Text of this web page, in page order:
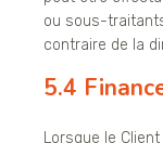
ou sous-
contraire de la
5.4
Lorsque le